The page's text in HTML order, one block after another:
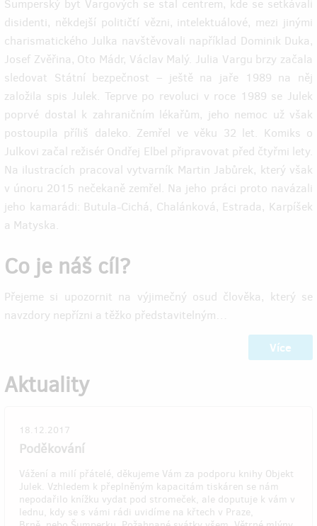
Šumperský byt Vargových se stal centrem, kde se setkávali
disidenti, někdejší političtí vězni, intelektuálové, mezi jinými
charismatického Julka navštěvovali například Dominik Duka,
Josef Zvěřina, Oto Mádr, Václav Malý. Julia Vargu brzy začala
sledovat Státní bezpečnost – ještě na jaře 1989 na něj
založila spis Julek. Teprve po revoluci v roce 1989 se Julek
poprvé dostal k zahraničním lékařům, jeho nemoc už však
postoupila příliš daleko. Zemřel ve věku 32 let. Komiks o
Julkovi začal režisér Ondřej Elbel připravovat před čtyřmi lety.
Na ilustracích pracoval vytvarník Martin Jabůrek, který však
v únoru 2015 nečekaně zemřel. Na jeho práci proto navázali
jeho kamarádi: Butula-Cichá, Chalánková, Estrada, Karpíšek
a Matyska.
Co je náš cíl?
Přejeme si upozornit na výjimečný osud člověka, který se
navzdory nepřízni a těžko představitelným…
Více
Aktuality
18.12.2017
Poděkování
Vážení a milí přátelé, děkujeme Vám za podporu knihy Objekt
Julek. Vzhledem k přeplněným kapacitám tiskáren se nám
nepodařilo knížku vydat pod stromeček, ale doputuje k vám v
lednu, kdy se s vámi rádi uvidíme na křtech v Praze,